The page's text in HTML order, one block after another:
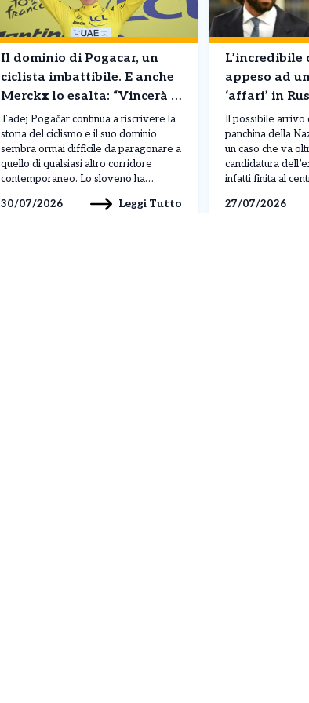
Il dominio di Pogacar, un
ciclista imbattibile. E anche
Merckx lo esalta: “Vincerà 8
Tour de France”
Tadej Pogačar continua a riscrivere la
storia del ciclismo e il suo dominio
sembra ormai difficile da paragonare a
quello di qualsiasi altro corridore
contemporaneo. Lo sloveno ha
France, il terzo consecutivo, e nel
30/07/2026 Leggi Tutto
L’incredibile
appeso ad
‘affari’ in
Maldini
Il possibile arrivo
panchina della
un caso che va
candidatura
infatti finita al
Fonbet, società
27/07/2026